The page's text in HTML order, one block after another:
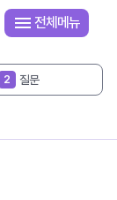
전체메뉴
1 독서로
2 질문
3 연구대회